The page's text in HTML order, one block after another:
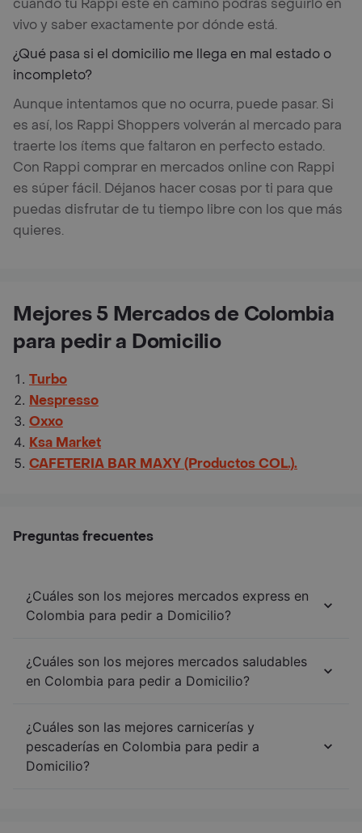
cuando tu Rappi esté en camino podrás seguirlo en
vivo y saber exactamente por dónde está.
¿Qué pasa si el domicilio me llega en mal estado o
incompleto?
Aunque intentamos que no ocurra, puede pasar. Si
es así, los Rappi Shoppers volverán al mercado para
traerte los ítems que faltaron en perfecto estado.
Con Rappi comprar en mercados online con Rappi
es súper fácil. Déjanos hacer cosas por ti para que
puedas disfrutar de tu tiempo libre con los que más
quieres.
Mejores 5 Mercados de Colombia
para pedir a Domicilio
Turbo
Nespresso
Oxxo
Ksa Market
CAFETERIA BAR MAXY (Productos COL.).
Preguntas frecuentes
¿Cuáles son los mejores mercados express en
Colombia para pedir a Domicilio?
¿Cuáles son los mejores mercados saludables
en Colombia para pedir a Domicilio?
¿Cuáles son las mejores carnicerías y
pescaderías en Colombia para pedir a
Domicilio?